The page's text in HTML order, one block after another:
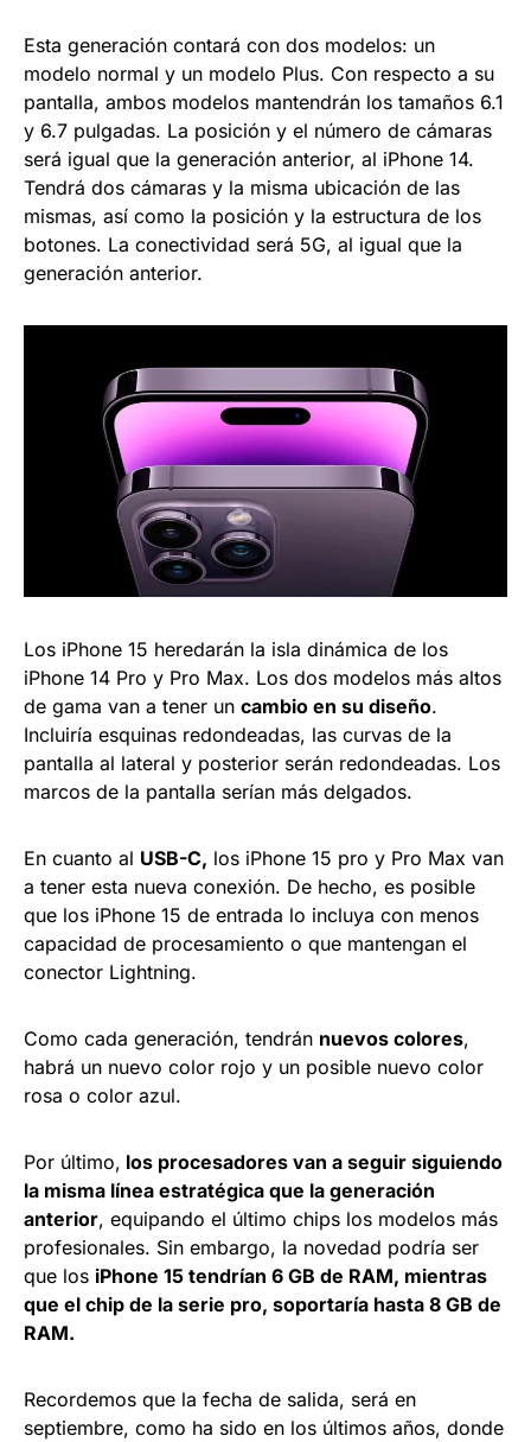
Esta generación contará con dos modelos: un
modelo normal y un modelo Plus. Con respecto a su
pantalla, ambos modelos mantendrán los tamaños 6.1
y 6.7 pulgadas. La posición y el número de cámaras
será igual que la generación anterior, al iPhone 14.
Tendrá dos cámaras y la misma ubicación de las
mismas, así como la posición y la estructura de los
botones. La conectividad será 5G, al igual que la
generación anterior.
Los iPhone 15 heredarán la isla dinámica de los
iPhone 14 Pro y Pro Max. Los dos modelos más altos
de gama van a tener un cambio en su diseño.
Incluiría esquinas redondeadas, las curvas de la
pantalla al lateral y posterior serán redondeadas. Los
marcos de la pantalla serían más delgados.
En cuanto al USB-C, los iPhone 15 pro y Pro Max van
a tener esta nueva conexión. De hecho, es posible
que los iPhone 15 de entrada lo incluya con menos
capacidad de procesamiento o que mantengan el
conector Lightning.
Como cada generación, tendrán nuevos colores,
habrá un nuevo color rojo y un posible nuevo color
rosa o color azul.
Por último, los procesadores van a seguir siguiendo
la misma línea estratégica que la generación
anterior, equipando el último chips los modelos más
profesionales. Sin embargo, la novedad podría ser
que los iPhone 15 tendrían 6 GB de RAM, mientras
que el chip de la serie pro, soportaría hasta 8 GB de
RAM.
Recordemos que la fecha de salida, será en
septiembre, como ha sido en los últimos años, donde